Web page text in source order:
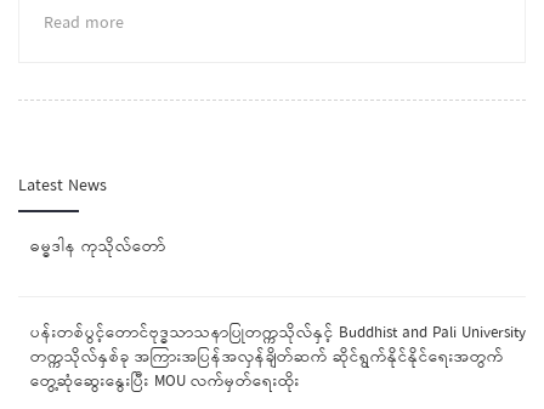
Read more
Latest News
ဓမ္ဓဒါန ကုသိုလ်တော်
ပန်းတစ်ပွင့်တောင်ဗုဒ္ဓသာသနာပြုတက္ကသိုလ်နှင့် Buddhist and Pali University
တက္ကသိုလ်နှစ်ခု အကြားအပြန်အလှန်ချိတ်ဆက် ဆိုင်ရွက်နိုင်နိုင်ရေးအတွက်
တွေ့ဆုံဆွေးနွေးပြီး MOU လက်မှတ်ရေးထိုး